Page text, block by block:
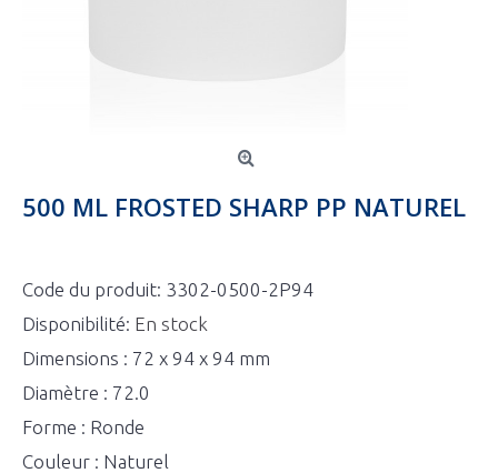
500 ML FROSTED SHARP PP NATUREL
Code du produit: 3302-0500-2P94
Disponibilité: En stock
Dimensions : 72 x 94 x 94 mm
Diamètre : 72.0
Forme : Ronde
Couleur : Naturel